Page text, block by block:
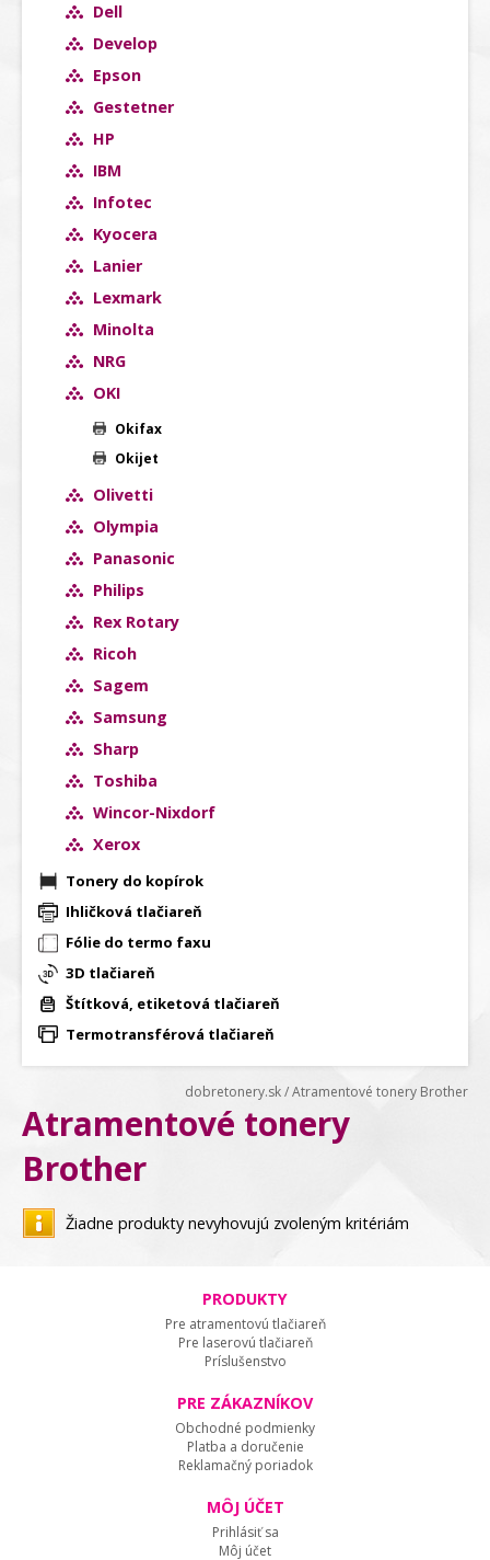
Dell
Develop
Epson
Gestetner
HP
IBM
Infotec
Kyocera
Lanier
Lexmark
Minolta
NRG
OKI
Okifax
Okijet
Olivetti
Olympia
Panasonic
Philips
Rex Rotary
Ricoh
Sagem
Samsung
Sharp
Toshiba
Wincor-Nixdorf
Xerox
Tonery do kopírok
Ihličková tlačiareň
Fólie do termo faxu
3D tlačiareň
Štítková, etiketová tlačiareň
Termotransférová tlačiareň
dobretonery.sk/Atramentové tonery Brother
Atramentové tonery
Brother
Žiadne produkty nevyhovujú zvoleným kritériám
PRODUKTY
Pre atramentovú tlačiareň
Pre laserovú tlačiareň
Príslušenstvo
PRE ZÁKAZNÍKOV
Obchodné podmienky
Platba a doručenie
Reklamačný poriadok
MÔJ ÚČET
Prihlásiť sa
Môj účet